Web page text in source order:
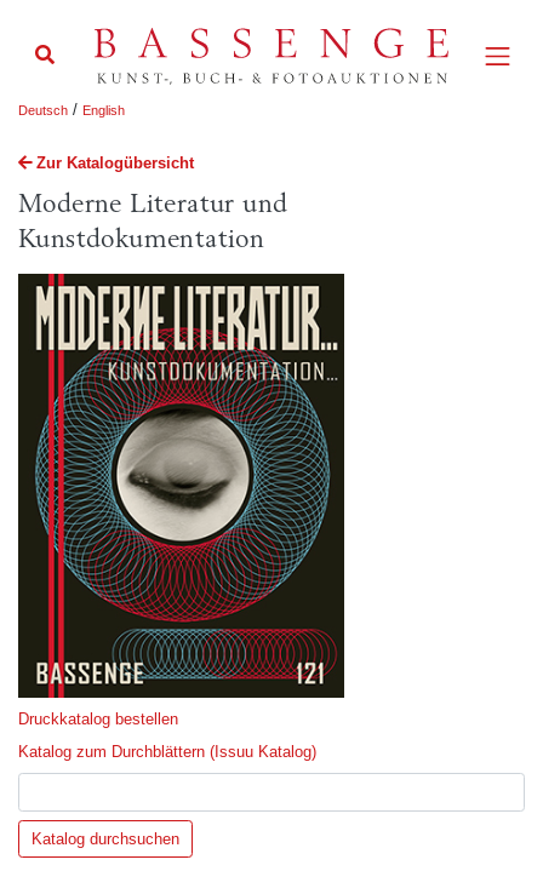
Deutsch / English
Zur Katalogübersicht
Moderne Literatur und
Kunstdokumentation
Druckkatalog bestellen
Katalog zum Durchblättern (Issuu Katalog)